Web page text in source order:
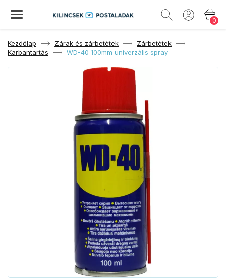
0
Kezdőlap Zárak és zárbetétek
Zárbetétek
Karbantartás
WD-40 100mm univerzális spray